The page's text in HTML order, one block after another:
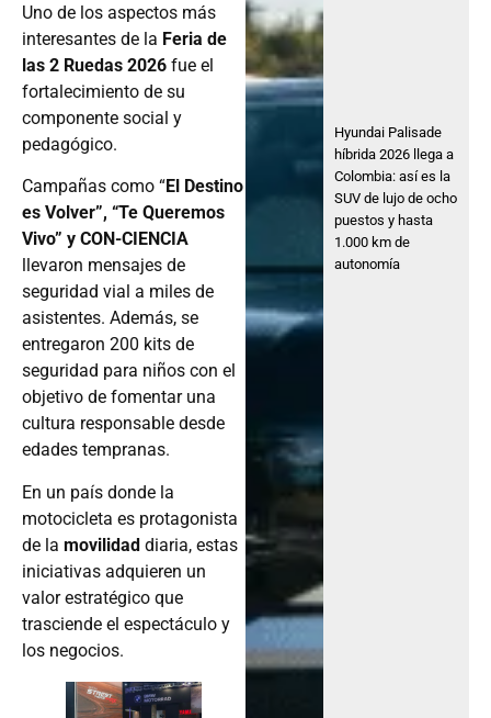
Uno de los aspectos más
interesantes de la Feria de
las 2 Ruedas 2026 fue el
fortalecimiento de su
componente social y
pedagógico.
Campañas como “El Destino
es Volver”, “Te Queremos
Vivo” y CON-CIENCIA
llevaron mensajes de
seguridad vial a miles de
asistentes. Además, se
entregaron 200 kits de
seguridad para niños con el
objetivo de fomentar una
cultura responsable desde
edades tempranas.
En un país donde la
motocicleta es protagonista
de la movilidad diaria, estas
iniciativas adquieren un
valor estratégico que
trasciende el espectáculo y
los negocios.
Hyundai Palisade
híbrida 2026 llega a
Colombia: así es la
SUV de lujo de ocho
puestos y hasta
1.000 km de
autonomía